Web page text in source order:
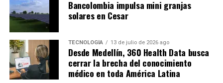
Me gusta esto:
Comparte el artículo:
Me gusta esto:
y cerámica del Carmen de Viboral, entre otros oficios.
Bancolombia impulsa mini granjas
solares en Cesar
TECNOLOGÍA 13 de julio de 2026 ago
Desde Medellín, 360 Health Data busca
cerrar la brecha del conocimiento
médico en toda América Latina